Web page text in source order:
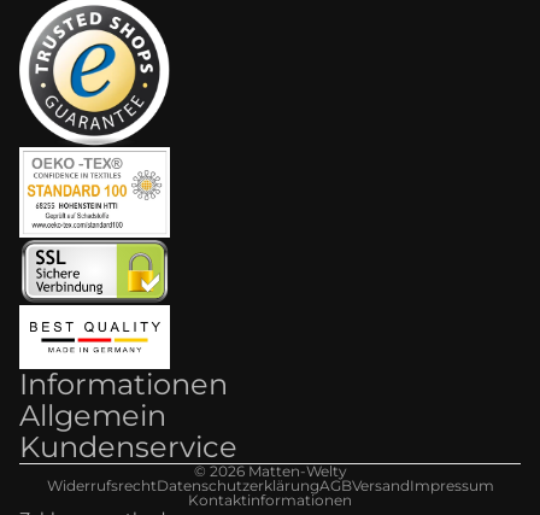
Informationen
Allgemein
Kundenservice
© 2026 Matten-Welty
WiderrufsrechtDatenschutzerklärungAGBVersandImpressum
Kontaktinformationen